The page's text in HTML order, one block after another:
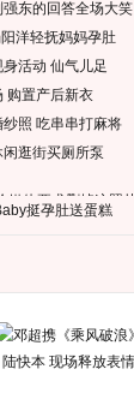
东的回答全场大笑
洋轻抚妈妈孕肚
活动 仙气儿足
购置产后新衣
照 吃串串打麻将
逛街买厕所泵
体要求删掉这照片
挺孕肚送蛋糕